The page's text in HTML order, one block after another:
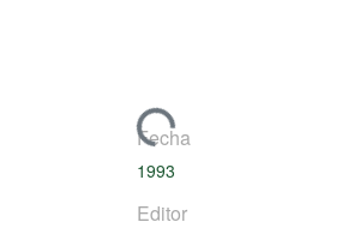
Cargando...
Fecha
1993
Editor